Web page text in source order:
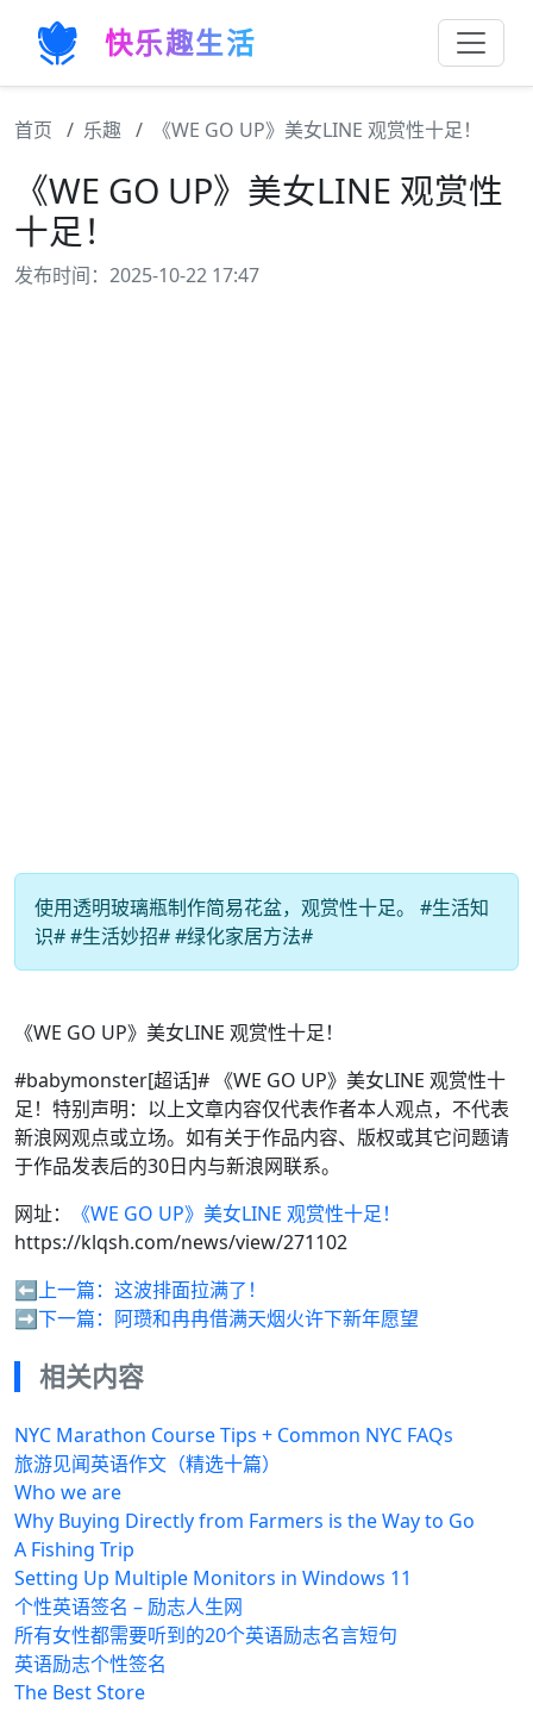
快乐趣生活
首页 乐趣 《WE GO UP》美女LINE 观赏性十足！
《WE GO UP》美女LINE 观赏性
十足！
发布时间：2025-10-22 17:47
使用透明玻璃瓶制作简易花盆，观赏性十足。 #生活知
识# #生活妙招# #绿化家居方法#
《WE GO UP》美女LINE 观赏性十足！
#babymonster[超话]# 《WE GO UP》美女LINE 观赏性十
足！特别声明：以上文章内容仅代表作者本人观点，不代表
新浪网观点或立场。如有关于作品内容、版权或其它问题请
于作品发表后的30日内与新浪网联系。
网址：
《WE GO UP》美女LINE 观赏性十足！
https://klqsh.com/news/view/271102
⬅️上一篇： 这波排面拉满了！
➡️下一篇： 阿瓒和冉冉借满天烟火许下新年愿望
相关内容
NYC Marathon Course Tips + Common NYC FAQs
旅游见闻英语作文（精选十篇）
Who we are
Why Buying Directly from Farmers is the Way to Go
A Fishing Trip
Setting Up Multiple Monitors in Windows 11
个性英语签名 – 励志人生网
所有女性都需要听到的20个英语励志名言短句
英语励志个性签名
The Best Store